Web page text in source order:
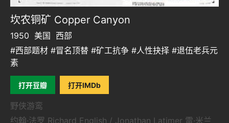
坎农铜矿 Copper Canyon
1950 美国
西部
#西部题材 #冒名顶替 #矿工抗争 #人性抉择 #退伍老兵元
素
打开豆瓣 打开IMDb
野侠游鸾
约翰·法罗 Richard English / Jonathan Latimer 雷·米兰